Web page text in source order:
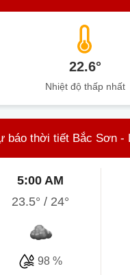
22.6°
Nhiệt độ thấp nhất
báo thời tiết Bắc Sơn -
5:00 AM
23.5°/ 24°
98 %